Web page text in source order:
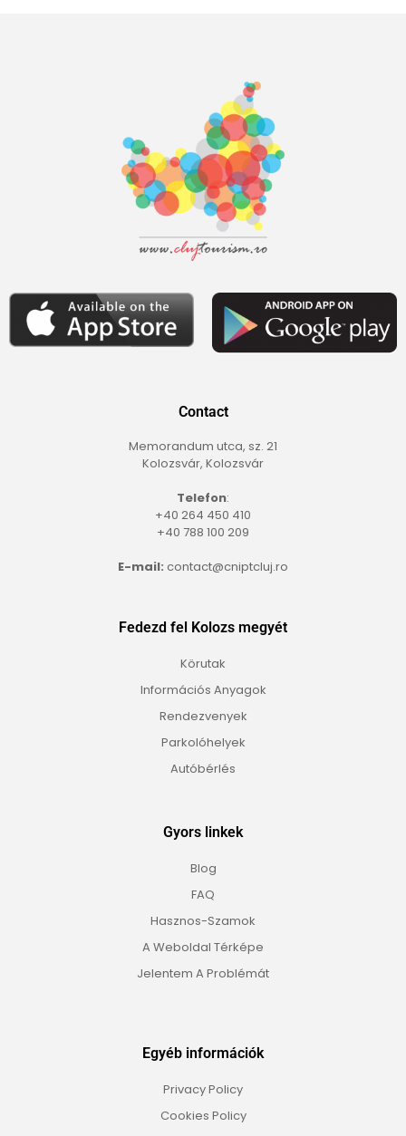
Contact
Memorandum utca, sz. 21
Kolozsvár, Kolozsvár
Telefon:
+40 264 450 410
+40 788 100 209
E-mail: contact@cniptcluj.ro
Fedezd fel Kolozs megyét
Körutak
Információs Anyagok
Rendezvenyek
Parkolóhelyek
Autóbérlés
Gyors linkek
Blog
FAQ
Hasznos-Szamok
A Weboldal Térképe
Jelentem A Problémát
Egyéb információk
Privacy Policy
Cookies Policy